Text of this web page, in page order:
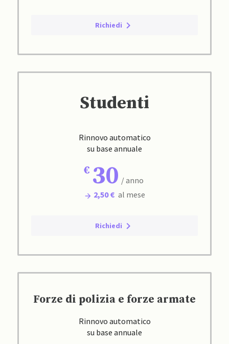
Richiedi
Studenti
Rinnovo automatico
su base annuale
30 / anno
2,50 € al mese
Richiedi
Forze di polizia e forze armate
Rinnovo automatico
su base annuale